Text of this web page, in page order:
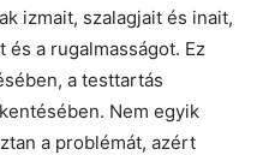
izmait, szalagjait és inait,
és a rugalmasságot. Ez
a testtartás
Nem egyik
a problémát, azért